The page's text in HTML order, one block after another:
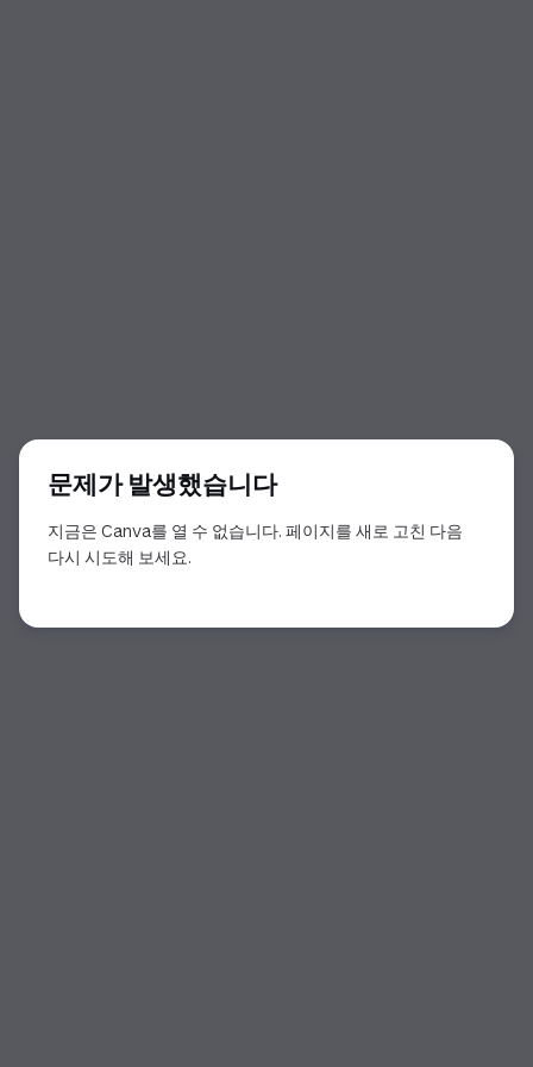
문제가 발생했습니다
지금은 Canva를 열 수 없습니다. 페이지를 새로 고친 다음
다시 시도해 보세요.